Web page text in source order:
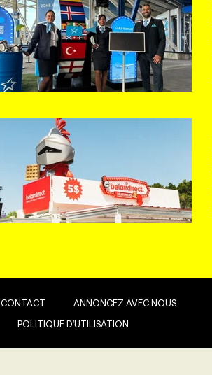
CONTACT ANNONCEZ AVEC NOUS
POLITIQUE D’UTILISATION